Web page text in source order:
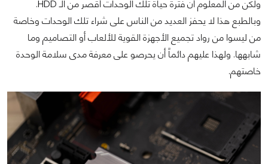
ولكن من المعلوم أن فترة حياة تلك الوحدات أقصر من الـ HDD.
وبالطبع هذا لا يحفز العديد من الناس على شراء تلك الوحدات وخاصة
من ليسوا من رواد تجميع الأجهزة القوية للألعاب أو التصاميم وما
شابهها. ولهذا عليهم دائماً أن يحرصو على معرفة مدى سلامة الوحدة
خاصتهم.